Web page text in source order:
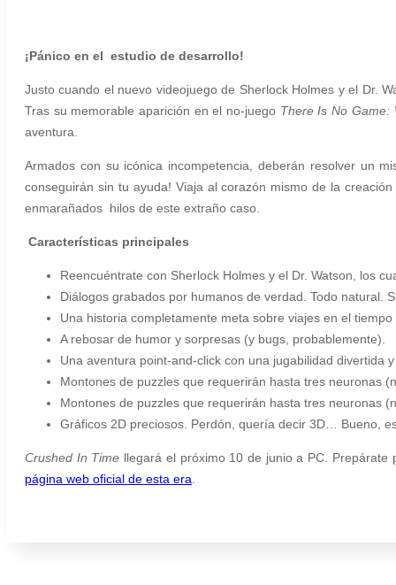
¡Pánico en el estudio de desarrollo!
Justo cuando el nuevo videojuego de Sherlock Holmes y el Dr.
Tras su memorable aparición en el no-juego There Is No Game:
aventura.
Armados con su icónica incompetencia, deberán resolver un
conseguirán sin tu ayuda! Viaja al corazón mismo de la
enmarañados hilos de este extraño caso.
Características principales
Reencuéntrate con Sherlock Holmes y el Dr. Watson, los
Diálogos grabados por humanos de verdad. Todo natural.
Una historia completamente meta sobre viajes en el
A rebosar de humor y sorpresas (y bugs, probablemente).
Una aventura point-and-click con una jugabilidad divertida
Montones de puzzles que requerirán hasta tres neuronas
Montones de puzzles que requerirán hasta tres neuronas
Gráficos 2D preciosos. Perdón, quería decir 3D… Bueno,
Crushed In Time llegará el próximo 10 de junio a PC.
página web oficial de esta era